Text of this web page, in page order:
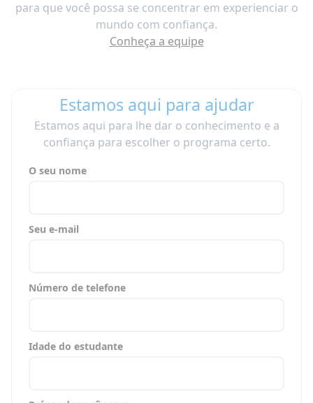
para que você possa se concentrar em experienciar o
mundo com confiança.
Conheça a equipe
Estamos aqui para ajudar
Estamos aqui para lhe dar o conhecimento e a
confiança para escolher o programa certo.
O seu nome
Seu e-mail
Número de telefone
Idade do estudante